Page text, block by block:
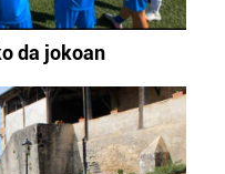
da jokoan